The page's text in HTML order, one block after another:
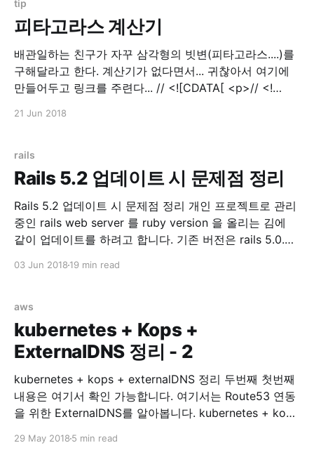
tip
피타고라스 계산기
배관일하는 친구가 자꾸 삼각형의 빗변(피타고라스....)를
구해달라고 한다. 계산기가 없다면서... 귀찮아서 여기에
만들어두고 링크를 주련다... // <![CDATA[ <p>// <!
$('input[name=result]'
21 Jun 2018
rails
Rails 5.2 업데이트 시 문제점 정리
Rails 5.2 업데이트 시 문제점 정리 개인 프로젝트로 관리
중인 rails web server 를 ruby version 을 올리는 김에
같이 업데이트를 하려고 합니다. 기존 버전은 rails 5.0.3
03 Jun 2018 19 min read
aws
kubernetes + Kops +
ExternalDNS 정리 - 2
kubernetes + kops + externalDNS 정리 두번째 첫번째
내용은 여기서 확인 가능합니다. 여기서는 Route53 연동
을 위한 ExternalDNS를 알아봅니다. kubernetes + kops
Services 들을 위해 Route53 연동을 시작해봅시다.
29 May 2018 5 min read